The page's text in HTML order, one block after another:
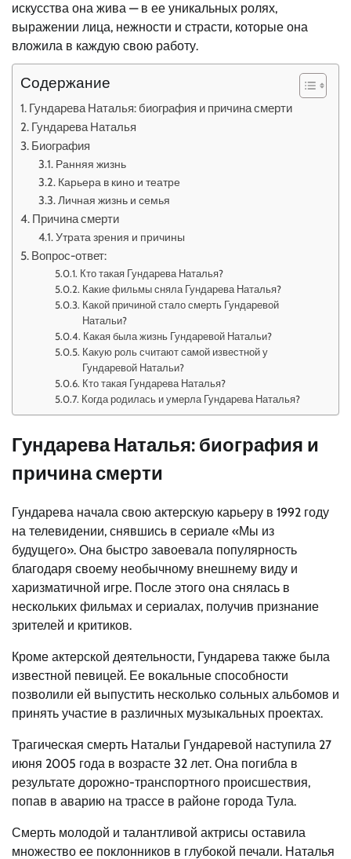
искусства она жива — в ее уникальных ролях,
выражении лица, нежности и страсти, которые она
вложила в каждую свою работу.
Содержание
Гундарева Наталья: биография и причина смерти
Гундарева Наталья
Биография
Ранняя жизнь
Карьера в кино и театре
Личная жизнь и семья
Причина смерти
Утрата зрения и причины
Вопрос-ответ:
Кто такая Гундарева Наталья?
Какие фильмы сняла Гундарева Наталья?
Какой причиной стало смерть Гундаревой
Натальи?
Какая была жизнь Гундаревой Натальи?
Какую роль считают самой известной у
Гундаревой Натальи?
Кто такая Гундарева Наталья?
Когда родилась и умерла Гундарева Наталья?
Гундарева Наталья: биография и
причина смерти
Гундарева начала свою актерскую карьеру в 1992 году
на телевидении, снявшись в сериале «Мы из
будущего». Она быстро завоевала популярность
благодаря своему необычному внешнему виду и
харизматичной игре. После этого она снялась в
нескольких фильмах и сериалах, получив признание
зрителей и критиков.
Кроме актерской деятельности, Гундарева также была
известной певицей. Ее вокальные способности
позволили ей выпустить несколько сольных альбомов и
принять участие в различных музыкальных проектах.
Трагическая смерть Натальи Гундаревой наступила 27
июня 2005 года в возрасте 32 лет. Она погибла в
результате дорожно-транспортного происшествия,
попав в аварию на трассе в районе города Тула.
Смерть молодой и талантливой актрисы оставила
множество ее поклонников в глубокой печали. Наталья